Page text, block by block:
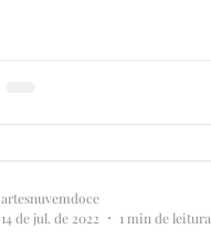
artesnuvemdoce
14 de jul. de 2022
1 min de leitura